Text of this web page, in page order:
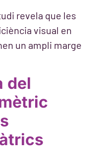
revela que les
visual en
un ampli marge
del